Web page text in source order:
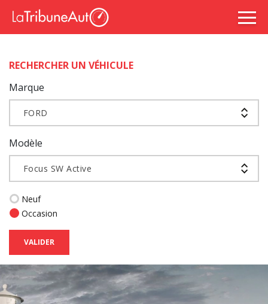
RECHERCHER UN VÉHICULE
Marque
FORD
Modèle
Focus SW Active
Neuf
Occasion
VALIDER